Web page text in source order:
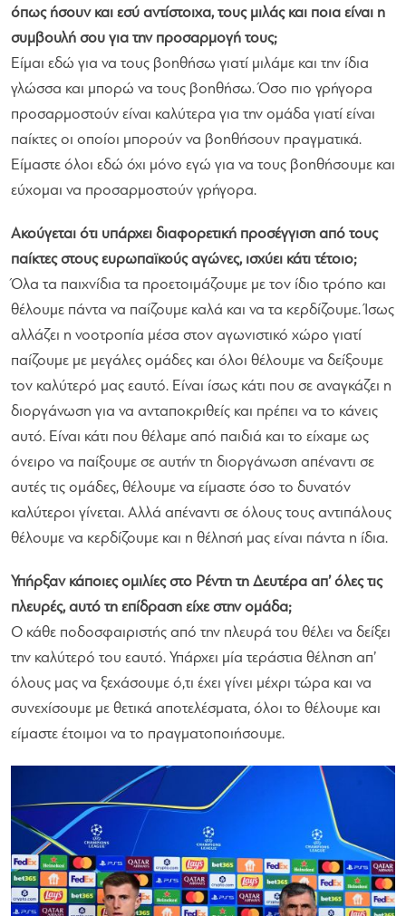
όπως ήσουν και εσύ αντίστοιχα, τους μιλάς και ποια είναι η
συμβουλή σου για την προσαρμογή τους;
Είμαι εδώ για να τους βοηθήσω γιατί μιλάμε και την ίδια
γλώσσα και μπορώ να τους βοηθήσω. Όσο πιο γρήγορα
προσαρμοστούν είναι καλύτερα για την ομάδα γιατί είναι
παίκτες οι οποίοι μπορούν να βοηθήσουν πραγματικά.
Είμαστε όλοι εδώ όχι μόνο εγώ για να τους βοηθήσουμε και
εύχομαι να προσαρμοστούν γρήγορα.
Ακούγεται ότι υπάρχει διαφορετική προσέγγιση από τους
παίκτες στους ευρωπαϊκούς αγώνες, ισχύει κάτι τέτοιο;
Όλα τα παιχνίδια τα προετοιμάζουμε με τον ίδιο τρόπο και
θέλουμε πάντα να παίζουμε καλά και να τα κερδίζουμε. Ίσως
αλλάζει η νοοτροπία μέσα στον αγωνιστικό χώρο γιατί
παίζουμε με μεγάλες ομάδες και όλοι θέλουμε να δείξουμε
τον καλύτερό μας εαυτό. Είναι ίσως κάτι που σε αναγκάζει η
διοργάνωση για να ανταποκριθείς και πρέπει να το κάνεις
αυτό. Είναι κάτι που θέλαμε από παιδιά και το είχαμε ως
όνειρο να παίξουμε σε αυτήν τη διοργάνωση απέναντι σε
αυτές τις ομάδες, θέλουμε να είμαστε όσο το δυνατόν
καλύτεροι γίνεται. Αλλά απέναντι σε όλους τους αντιπάλους
θέλουμε να κερδίζουμε και η θέλησή μας είναι πάντα η ίδια.
Υπήρξαν κάποιες ομιλίες στο Ρέντη τη Δευτέρα απ’ όλες τις
πλευρές, αυτό τη επίδραση είχε στην ομάδα;
Ο κάθε ποδοσφαιριστής από την πλευρά του θέλει να δείξει
την καλύτερό του εαυτό. Υπάρχει μία τεράστια θέληση απ’
όλους μας να ξεχάσουμε ό,τι έχει γίνει μέχρι τώρα και να
συνεχίσουμε με θετικά αποτελέσματα, όλοι το θέλουμε και
είμαστε έτοιμοι να το πραγματοποιήσουμε.